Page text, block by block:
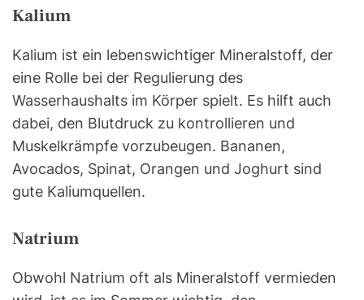
Kalium
Kalium ist ein lebenswichtiger Mineralstoff, der
eine Rolle bei der Regulierung des
Wasserhaushalts im Körper spielt. Es hilft auch
dabei, den Blutdruck zu kontrollieren und
Muskelkrämpfe vorzubeugen. Bananen,
Avocados, Spinat, Orangen und Joghurt sind
gute Kaliumquellen.
Natrium
Obwohl Natrium oft als Mineralstoff vermieden